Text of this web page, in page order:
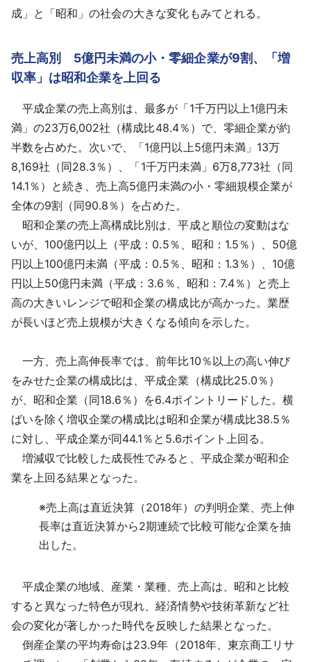
成」と「昭和」の社会の大きな変化もみてとれる。
売上高別 5億円未満の小・零細企業が9割、「増
収率」は昭和企業を上回る
平成企業の売上高別は、最多が「1千万円以上1億円未
満」の23万6,002社（構成比48.4％）で、零細企業が約
半数を占めた。次いで、「1億円以上5億円未満」13万
8,169社（同28.3％）、「1千万円未満」6万8,773社（同
14.1％）と続き、売上高5億円未満の小・零細規模企業が
全体の9割（同90.8％）を占めた。
昭和企業の売上高構成比別は、平成と順位の変動はな
いが、100億円以上（平成：0.5％、昭和：1.5％）、50億
円以上100億円未満（平成：0.5％、昭和：1.3％）、10億
円以上50億円未満（平成：3.6％、昭和：7.4％）と売上
高の大きいレンジで昭和企業の構成比が高かった。業歴
が長いほど売上規模が大きくなる傾向を示した。
一方、売上高伸長率では、前年比10％以上の高い伸び
をみせた企業の構成比は、平成企業（構成比25.0％）
が、昭和企業（同18.6％）を6.4ポイントリードした。横
ばいを除く増収企業の構成比は昭和企業が構成比38.5％
に対し、平成企業が同44.1％と5.6ポイント上回る。
増減収で比較した成長性でみると、平成企業が昭和企
業を上回る結果となった。
※売上高は直近決算（2018年）の判明企業、売上伸
長率は直近決算から2期連続で比較可能な企業を抽
出した。
平成企業の地域、産業・業種、売上高は、昭和と比較
すると異なった特色が現れ、経済情勢や技術革新など社
会の変化が著しかった時代を反映した結果となった。
倒産企業の平均寿命は23.9年（2018年、東京商工リサ